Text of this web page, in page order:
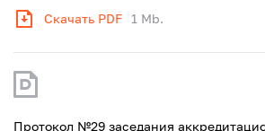
Скачать PDF 1 Mb.
Протокол №29 заседания